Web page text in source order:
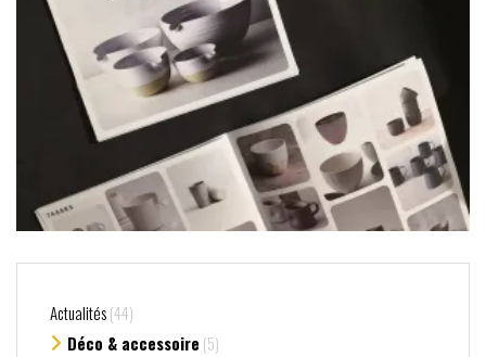
Actualités(44)
Déco & accessoire (5)